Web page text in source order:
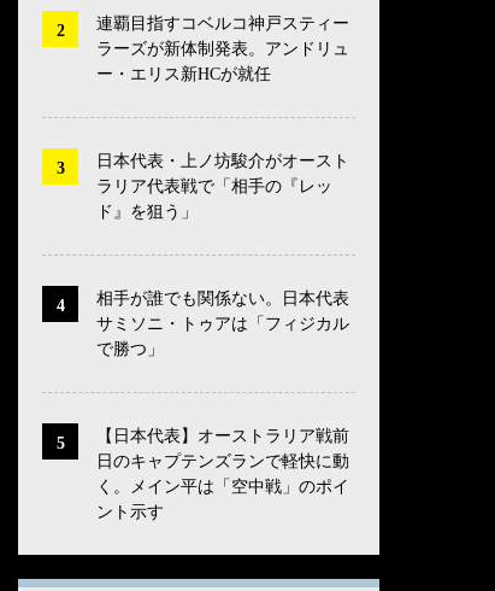
連覇目指すコベルコ神戸スティー
ラーズが新体制発表。アンドリュ
ー・エリス新HCが就任
日本代表・上ノ坊駿介がオースト
ラリア代表戦で「相手の『レッ
ド』を狙う」
相手が誰でも関係ない。日本代表
サミソニ・トゥアは「フィジカル
で勝つ」
【日本代表】オーストラリア戦前
日のキャプテンズランで軽快に動
く。メイン平は「空中戦」のポイ
ント示す